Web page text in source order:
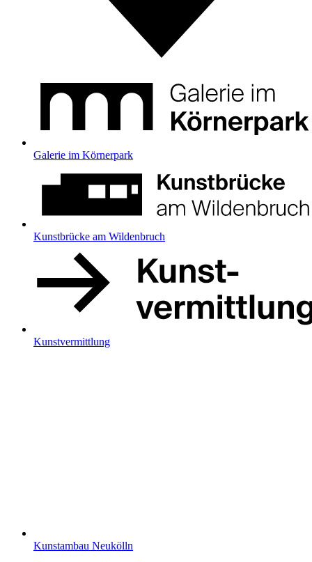
Galerie im Körnerpark
Kunstbrücke am Wildenbruch
Kunstvermittlung
Kunstambau Neukölln